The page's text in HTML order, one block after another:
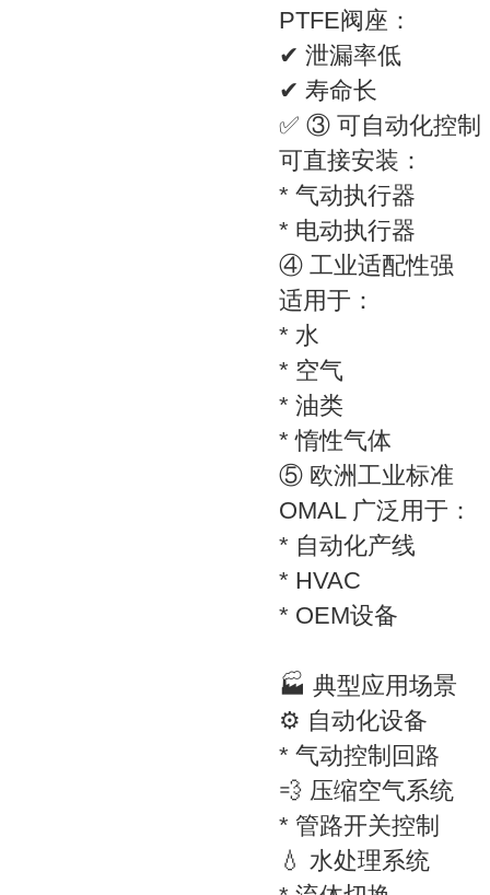
PTFE阀座：
✔ 泄漏率低
✔ 寿命长
✅ ③ 可自动化控制
可直接安装：
* 气动执行器
* 电动执行器
④ 工业适配性强
适用于：
* 水
* 空气
* 油类
* 惰性气体
⑤ 欧洲工业标准
OMAL 广泛用于：
* 自动化产线
* HVAC
* OEM设备
🏭 典型应用场景
⚙️ 自动化设备
* 气动控制回路
💨 压缩空气系统
* 管路开关控制
💧 水处理系统